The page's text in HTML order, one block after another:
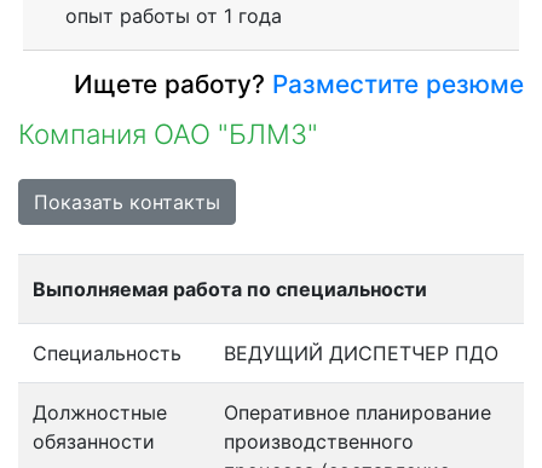
опыт работы от 1 года
Ищете работу? Разместите резюме
Компания ОАО "БЛМЗ"
Показать контакты
Выполняемая работа по специальности
Специальность ВЕДУЩИЙ ДИСПЕТЧЕР ПДО
Должностные
обязанности
Оперативное планирование
производственного